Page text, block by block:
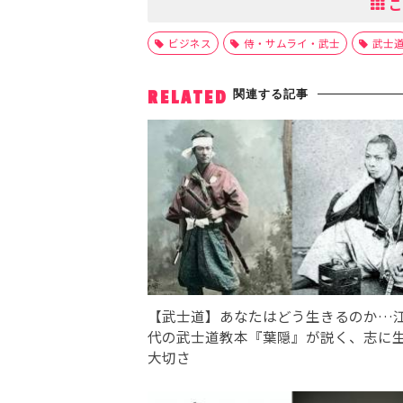
ビジネス 侍・サムライ・武士 武士道
RELATED 関連する記事
【武士道】あなたはどう生きるのか…
代の武士道教本『葉隠』が説く、志に
大切さ